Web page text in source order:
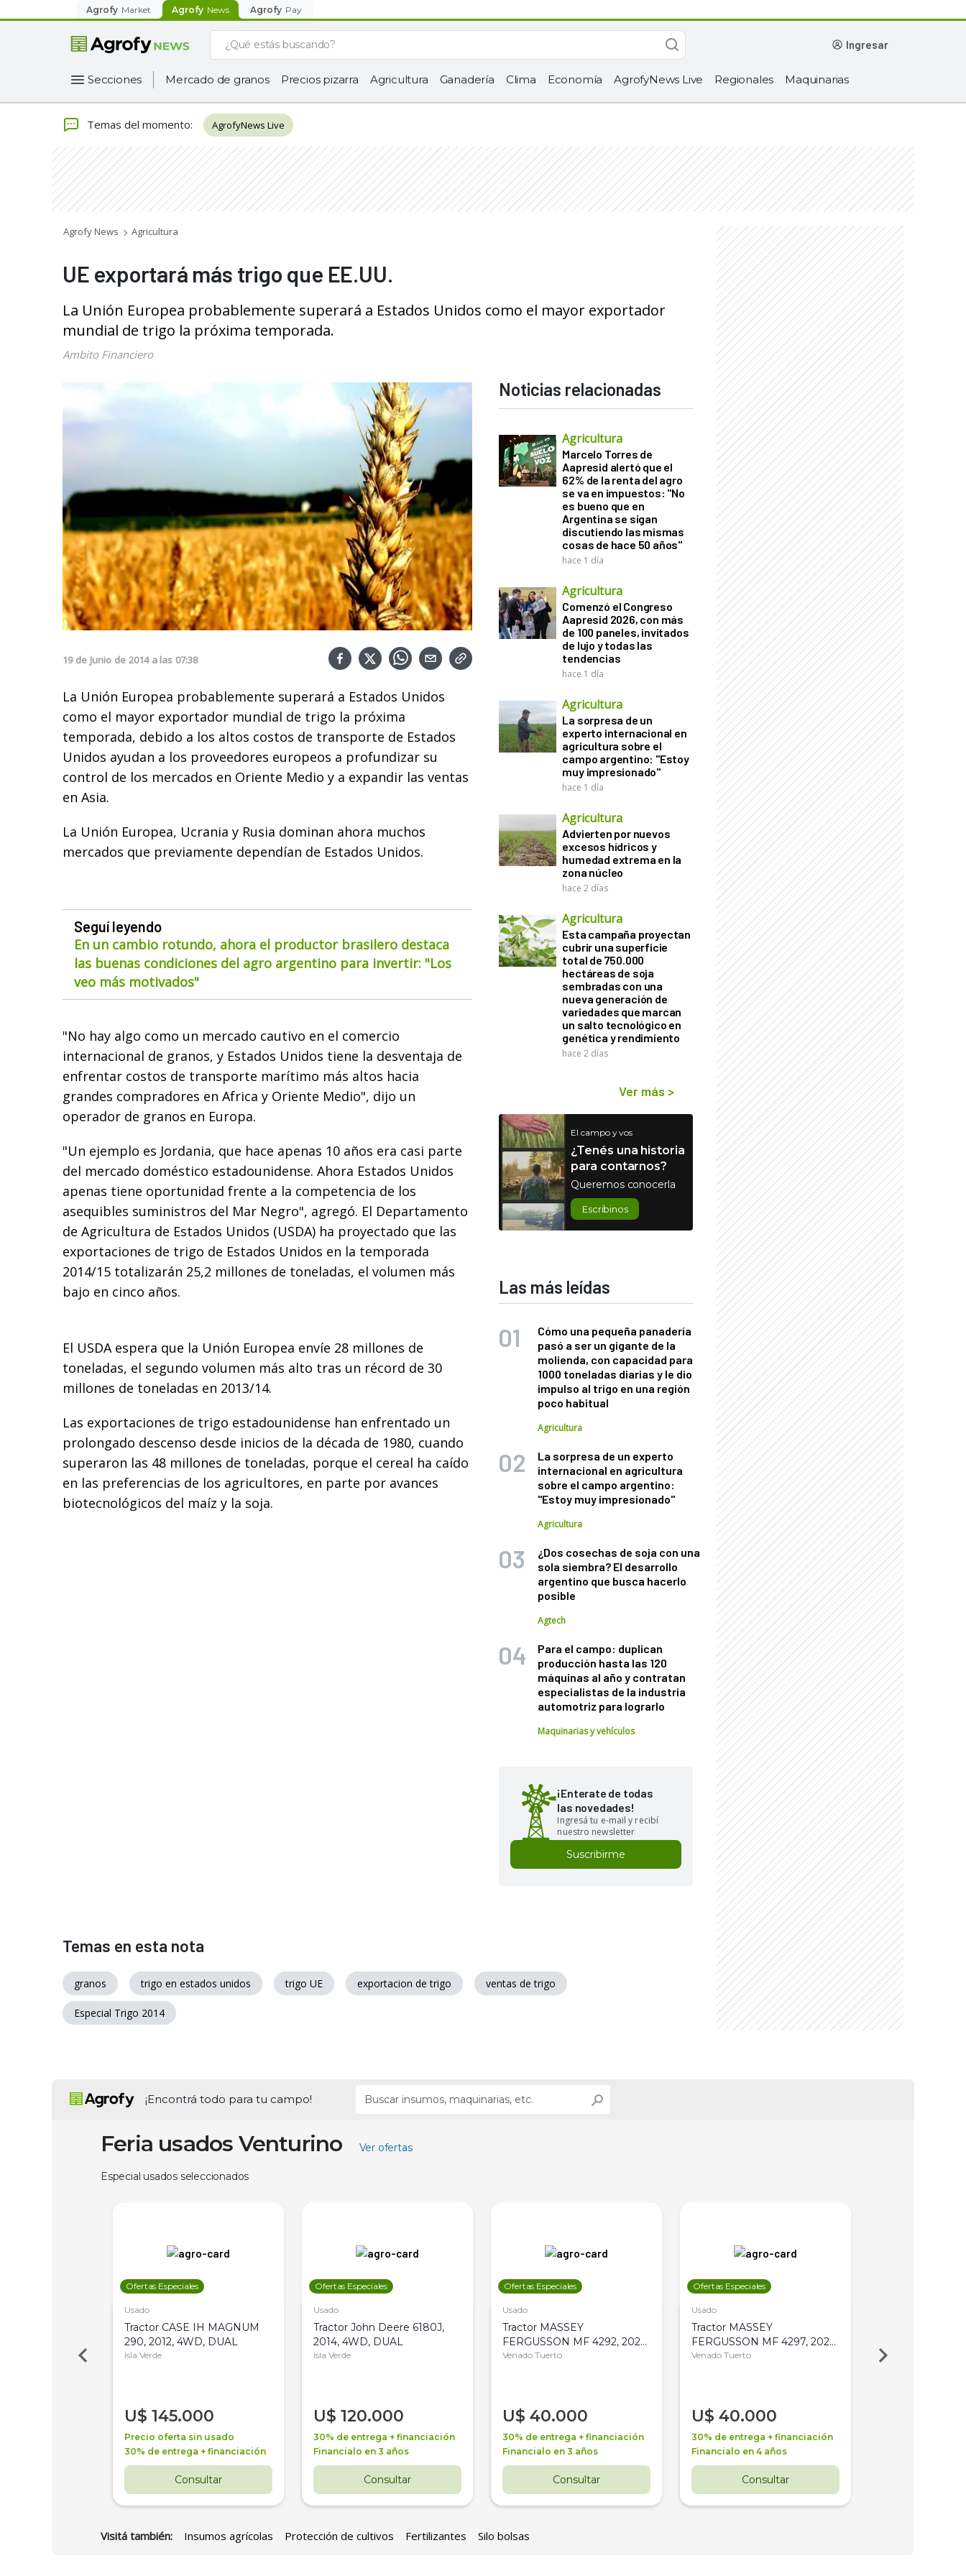
Agrofy Market Agrofy News Agrofy Pay
ingresar
Secciones Mercado de granos Precios pizarra Agricultura Ganadería Clima Economía AgrofyNews Live Regionales Maquinarias
Temas del momento: AgrofyNews Live
Agrofy News Agricultura
UE exportará más trigo que EE.UU.
La Unión Europea probablemente superará a Estados Unidos como el mayor exportador
mundial de trigo la próxima temporada.
Ambito Financiero
19 de Junio de 2014 a las 07:38
La Unión Europea probablemente superará a Estados Unidos
como el mayor exportador mundial de trigo la próxima
temporada, debido a los altos costos de transporte de Estados
Unidos ayudan a los proveedores europeos a profundizar su
control de los mercados en Oriente Medio y a expandir las ventas
en Asia.
La Unión Europea, Ucrania y Rusia dominan ahora muchos
mercados que previamente dependían de Estados Unidos.
Seguí leyendo
En un cambio rotundo, ahora el productor brasilero destaca
las buenas condiciones del agro argentino para invertir: "Los
veo más motivados"
"No hay algo como un mercado cautivo en el comercio
internacional de granos, y Estados Unidos tiene la desventaja de
enfrentar costos de transporte marítimo más altos hacia
grandes compradores en Africa y Oriente Medio", dijo un
operador de granos en Europa.
"Un ejemplo es Jordania, que hace apenas 10 años era casi parte
del mercado doméstico estadounidense. Ahora Estados Unidos
apenas tiene oportunidad frente a la competencia de los
asequibles suministros del Mar Negro", agregó. El Departamento
de Agricultura de Estados Unidos (USDA) ha proyectado que las
exportaciones de trigo de Estados Unidos en la temporada
2014/15 totalizarán 25,2 millones de toneladas, el volumen más
bajo en cinco años.
El USDA espera que la Unión Europea envíe 28 millones de
toneladas, el segundo volumen más alto tras un récord de 30
millones de toneladas en 2013/14.
Las exportaciones de trigo estadounidense han enfrentado un
prolongado descenso desde inicios de la década de 1980, cuando
superaron las 48 millones de toneladas, porque el cereal ha caído
en las preferencias de los agricultores, en parte por avances
biotecnológicos del maíz y la soja.
Noticias relacionadas
Agricultura
Marcelo Torres de
Aapresid alertó que el
62% de la renta del agro
se va en impuestos: "No
es bueno que en
Argentina se sigan
discutiendo las mismas
cosas de hace 50 años"
hace 1 día
Agricultura
Comenzó el Congreso
Aapresid 2026, con más
de 100 paneles, invitados
de lujo y todas las
tendencias
hace 1 día
Agricultura
La sorpresa de un
experto internacional en
agricultura sobre el
campo argentino: "Estoy
muy impresionado"
hace 1 día
Agricultura
Advierten por nuevos
excesos hídricos y
humedad extrema en la
zona núcleo
hace 2 días
Agricultura
Esta campaña proyectan
cubrir una superficie
total de 750.000
hectáreas de soja
sembradas con una
nueva generación de
variedades que marcan
un salto tecnológico en
genética y rendimiento
hace 2 días
Ver más >
El campo y vos
¿Tenés una historia
para contarnos?
Queremos conocerla
Escribinos
Las más leídas
Cómo una pequeña panadería
pasó a ser un gigante de la
molienda, con capacidad para
1000 toneladas diarias y le dio
impulso al trigo en una región
poco habitual
Agricultura
La sorpresa de un experto
internacional en agricultura
sobre el campo argentino:
"Estoy muy impresionado"
Agricultura
¿Dos cosechas de soja con una
sola siembra? El desarrollo
argentino que busca hacerlo
posible
Agtech
Para el campo: duplican
producción hasta las 120
máquinas al año y contratan
especialistas de la industria
automotriz para lograrlo
Maquinarias y vehículos
¡Enterate de todas
las novedades!
Ingresá tu e-mail y recibí
nuestro newsletter
Suscribirme
Temas en esta nota
granos trigo en estados unidos trigo UE exportacion de trigo ventas de trigo
Especial Trigo 2014
¡Encontrá todo para tu campo!
Feria usados Venturino Ver ofertas
Especial usados seleccionados
Ofertas Especiales
Usado
Tractor CASE IH MAGNUM
290, 2012, 4WD, DUAL
Isla Verde
U$ 145.000
Precio oferta sin usado
30% de entrega + financiación
Consultar
Ofertas Especiales
Usado
Tractor John Deere 6180J,
2014, 4WD, DUAL
Isla Verde
U$ 120.000
30% de entrega + financiación
Financialo en 3 años
Consultar
Ofertas Especiales
Usado
Tractor MASSEY
FERGUSSON MF 4292, 2020,
4WD, PATON
Venado Tuerto
U$ 40.000
30% de entrega + financiación
Financialo en 3 años
Consultar
Ofertas Especiales
Usado
Tractor MASSEY
FERGUSSON MF 4297, 2020,
4WD, PATON
Venado Tuerto
U$ 40.000
30% de entrega + financiación
Financialo en 4 años
Consultar
Venado Tuerto
Visitá también: Insumos agrícolas Protección de cultivos Fertilizantes Silo bolsas